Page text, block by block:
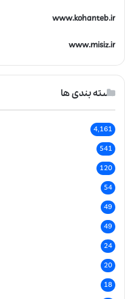
www.kohanteb.ir
www.misiz.ir
دسته بندی ها
4,161
541
120
54
49
49
24
20
18